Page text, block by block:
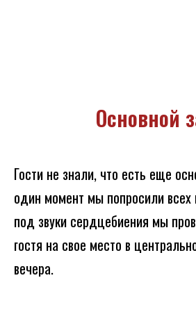
Основной
Гости не знали, что есть еще
один момент мы попросили
под звуки сердцебиения мы
гостя на свое место в
вечера.